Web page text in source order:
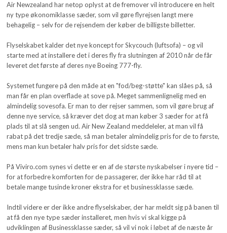
Air Newzealand har netop oplyst at de fremover vil introducere en helt
ny type økonomiklasse sæder, som vil gøre flyrejsen langt mere
behagelig – selv for de rejsendem der køber de billigste billetter.
Flyselskabet kalder det nye koncept for Skycouch (luftsofa) – og vil
starte med at installere det i deres fly fra slutningen af 2010 når de får
leveret det første af deres nye Boeing 777-fly.
Systemet fungere på den måde at en "fod/beg-støtte" kan slåes på, så
man får en plan overflade at sove på. Meget sammenlignelig med en
almindelig sovesofa. Er man to der rejser sammen, som vil gøre brug af
denne nye service, så kræver det dog at man køber 3 sæder for at få
plads til at slå sengen ud. Air New Zealand meddeleler, at man vil få
rabat på det tredje sæde, så man betaler almindelig pris for de to første,
mens man kun betaler halv pris for det sidste sæde.
På Viviro.com synes vi dette er en af de største nyskabelser i nyere tid –
for at forbedre komforten for de passagerer, der ikke har råd til at
betale mange tusinde kroner ekstra for et businessklasse sæde.
Indtil videre er der ikke andre flyselskaber, der har meldt sig på banen til
at få den nye type sæder installeret, men hvis vi skal kigge på
udviklingen af Businessklasse sæder, så vil vi nok i løbet af de næste år